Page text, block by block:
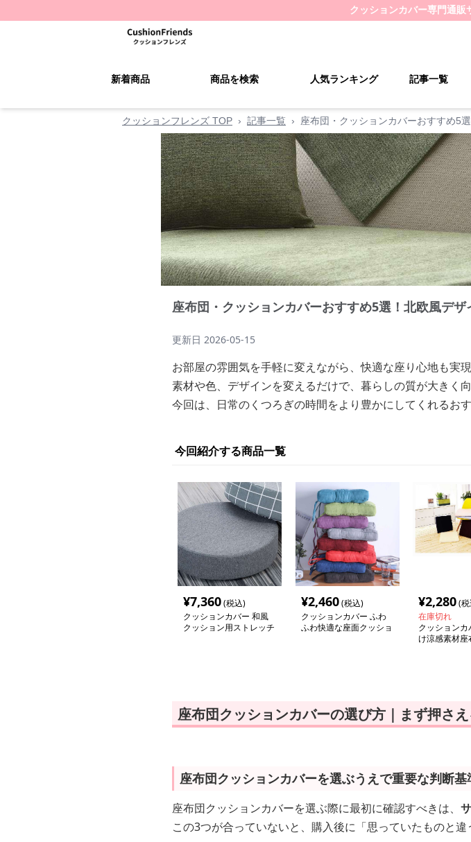
クッションカバー専門通販
新着商品 商品を検索 人気ランキング 記事一覧
クッションフレンズ TOP › 記事一覧 › 座布団・クッションカバーおすすめ5
座布団・クッションカバーおすすめ5選！北欧風デ
更新日 2026-05-15
お部屋の雰囲気を手軽に変えながら、快適な座り心地も実
素材や色、デザインを変えるだけで、暮らしの質が大きく向
今回は、日常のくつろぎの時間をより豊かにしてくれるお
今回紹介する商品一覧
¥7,360(税込)
クッションカバー 和風
クッション用ストレッチ
¥2,460(税込)
クッションカバー ふわ
ふわ快適な座面クッショ
¥2,280(
在庫切れ
クッションカ
け涼感素材座
座布団クッションカバーの選び方｜まず押さ
座布団クッションカバーを選ぶうえで重要な判断基
座布団クッションカバーを選ぶ際に最初に確認すべきは、
この3つが合っていないと、購入後に「思っていたものと違